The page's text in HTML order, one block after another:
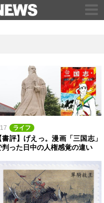
ライフ
書評】げえっ。漫画「三国志」
判った日中の人権感覚の違い